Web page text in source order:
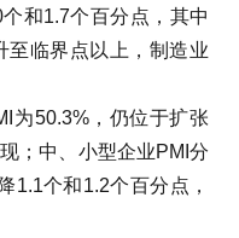
和1.7个百分点，其中
至临界点以上，制造业
为50.3%，仍位于扩张
；中、小型企业PMI分
1.1个和1.2个百分点，